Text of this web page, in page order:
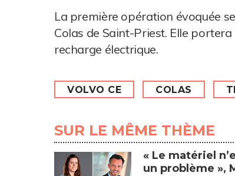
La première opération évoquée
Colas de Saint-Priest. Elle
recharge électrique.
VOLVO CE COLAS
SUR LE MÊME THÈME
« Le matériel
un problème »,